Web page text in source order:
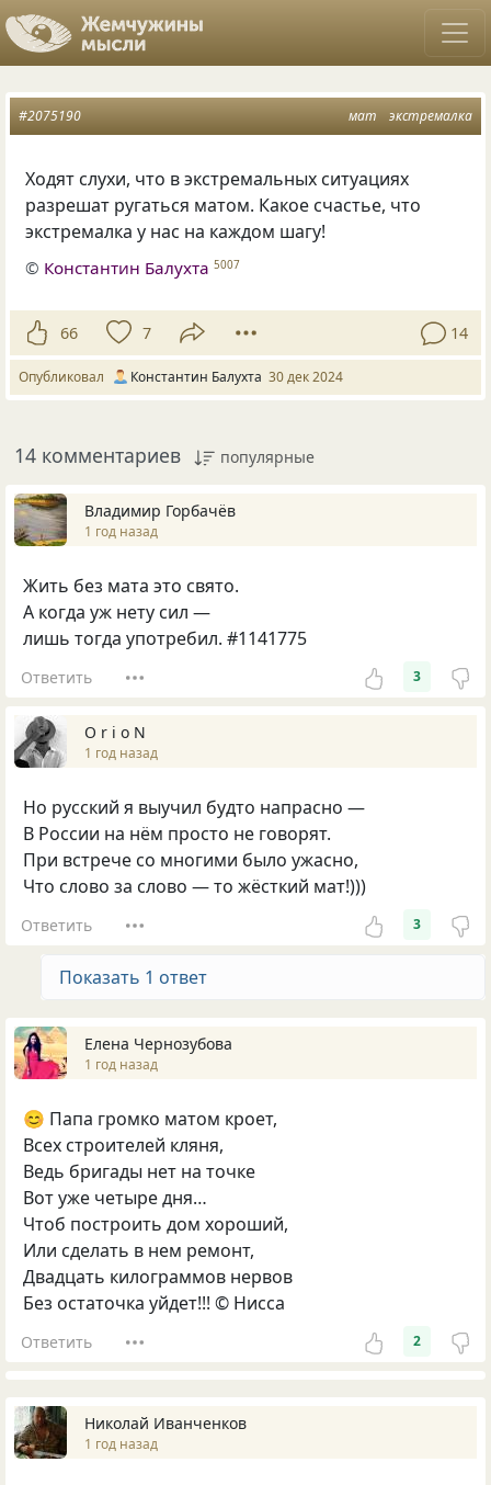
мат экстремалка
#2075190
Ходят слухи, что в экстремальных ситуациях
разрешат ругаться матом. Какое счастье, что
экстремалка у нас на каждом шагу!
© Константин Балухта 5007
66 7 14
Опубликовал Константин Балухта 30 дек 2024
14 комментариев популярные
Владимир Горбачёв
1 год назад
Жить без мата это свято.
А когда уж нету сил —
лишь тогда употребил. #1141775
Ответить 3
O r i o N
1 год назад
Но русский я выучил будто напрасно —
В России на нём просто не говорят.
При встрече со многими было ужасно,
Что слово за слово — то жёсткий мат!)))
Ответить 3
Показать 1 ответ
Елена Чернозубова
1 год назад
😊 Папа громко матом кроет,
Всех строителей кляня,
Ведь бригады нет на точке
Вот уже четыре дня…
Чтоб построить дом хороший,
Или сделать в нем ремонт,
Двадцать килограммов нервов
Без остаточка уйдет!!! © Нисса
Ответить 2
Николай Иванченков
1 год назад